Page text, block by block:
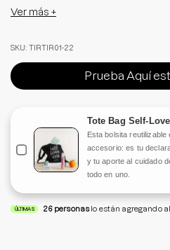
propóleo, niacinamida, adenosina
En cada aplicación, el tono de la
prueba de sudor y transferencia
impecable en todo momento.
poquito, es parte de su
Ver más +
SKU: TIRTIR01-22
Prueba Aquí
Tote Bag Self-
Esta bolsita reutilizable
accesorio: es tu
y tu aporte al cuidado
todo en uno.
ÚLTIMAS 26personas lo están agregando